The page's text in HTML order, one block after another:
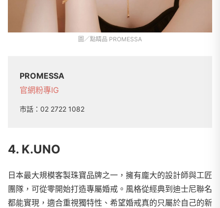
圖／點睛品 PROMESSA
PROMESSA
官網粉專IG
市話： 02 2722 1082
4. K.UNO
日本最大規模客製珠寶品牌之一，擁有龐大的設計師與工匠
團隊，可從零開始打造專屬婚戒。風格從經典到迪士尼聯名
都能實現，適合重視獨特性、希望婚戒真的只屬於自己的新